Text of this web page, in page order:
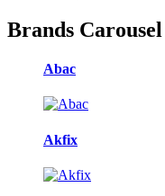
Brands Carousel
Abac
Akfix